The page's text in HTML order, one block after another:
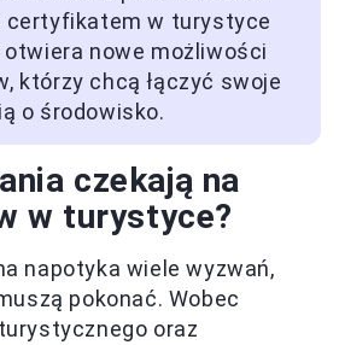
certyfikatem w turystyce
otwiera nowe możliwości
którzy chcą łączyć swoje
o środowisko.
czekają na
w turystyce?
napotyka wiele wyzwań,
pokonać. Wobec
oraz